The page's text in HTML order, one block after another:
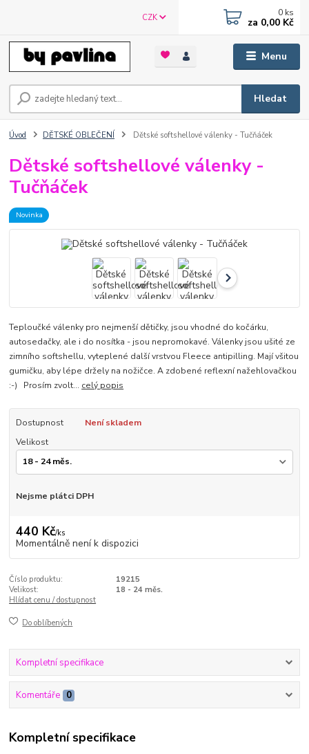
Menu
CZK
Hledat
0 ks
za 0,00 Kč
Úvod DĚTSKÉ OBLEČENÍ Dětské softshellové válenky - Tučňáček
Dětské softshellové válenky -
Tučňáček
Novinka
Teploučké válenky pro nejmenší dětičky, jsou vhodné do kočárku,
autosedačky, ale i do nosítka - jsou nepromokavé. Válenky jsou ušité ze
zimního softshellu, vyteplené další vrstvou Fleece antipilling. Mají všitou
gumičku, aby lépe držely na nožičce. A zdobené reflexní nažehlovačkou
:-) Prosím zvolt... celý popis
Dostupnost
Není skladem
Velikost
Nejsme plátci DPH
440 Kč/ks
Momentálně není k dispozici
Číslo produktu:
19215
Velikost:
18 - 24 měs.
Hlídat cenu / dostupnost
Do oblíbených
Kompletní specifikace
Komentáře 0
Kompletní specifikace